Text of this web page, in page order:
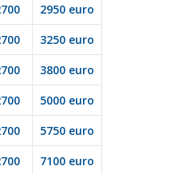
2950 euro
3250 euro
3800 euro
5000 euro
5750 euro
7100 euro